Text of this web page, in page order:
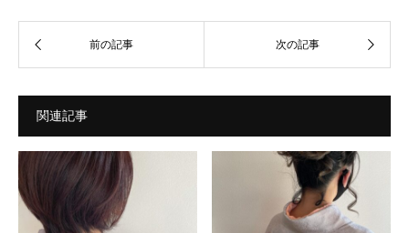
関連記事